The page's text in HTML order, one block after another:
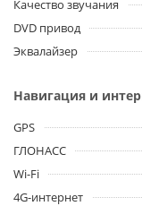
Качество звучания
DVD привод
Эквалайзер
Навигация и
GPS
ГЛОНАСС
Wi-Fi
4G-интернет